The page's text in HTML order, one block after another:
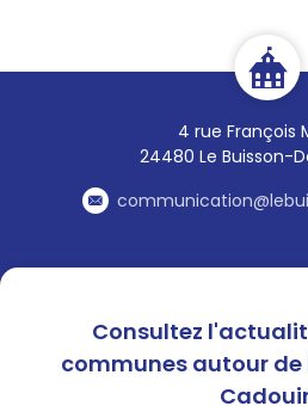
4 rue François
24480 Le Buisson-
Consultez
communes autour de